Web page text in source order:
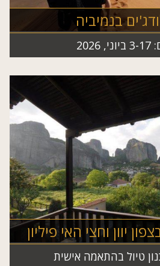
בנמיביה
יוון וחצי האי פיליון
טיול בהתאמה אישית